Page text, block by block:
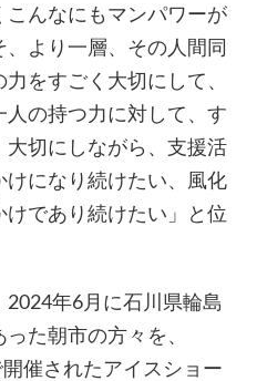
こんなにもマンパワーが
より一層、その人間同
をすごく大切にして、
の持つ力に対して、す
切にしながら、支援活
になり続けたい、風化
であり続けたい」と位
年6月に石川県輪島
た朝市の方々を、
催されたアイスショー